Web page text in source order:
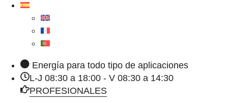
Energía para todo tipo de aplicaciones
L-J 08:30 a 18:00 - V 08:30 a 14:30
PROFESIONALES